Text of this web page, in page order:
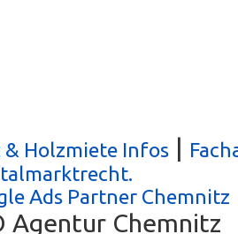
& Holzmiete Infos |
Ads Partner Chemnitz
Agentur Chemnitz